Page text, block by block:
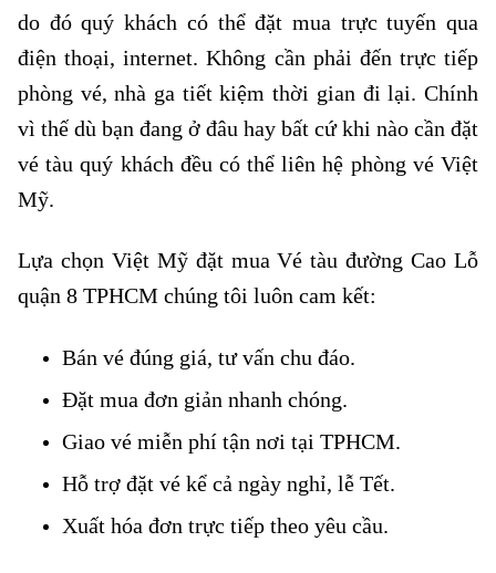
do đó quý khách có thể đặt mua trực tuyến qua
điện thoại, internet. Không cần phải đến trực tiếp
phòng vé, nhà ga tiết kiệm thời gian đi lại. Chính
vì thế dù bạn đang ở đâu hay bất cứ khi nào cần đặt
vé tàu quý khách đều có thể liên hệ phòng vé Việt
Mỹ.
Lựa chọn Việt Mỹ đặt mua Vé tàu đường Cao Lỗ
quận 8 TPHCM chúng tôi luôn cam kết:
Bán vé đúng giá, tư vấn chu đáo.
Đặt mua đơn giản nhanh chóng.
Giao vé miễn phí tận nơi tại TPHCM.
Hỗ trợ đặt vé kể cả ngày nghỉ, lễ Tết.
Xuất hóa đơn trực tiếp theo yêu cầu.